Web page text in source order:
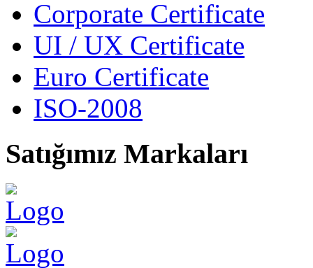
Corporate Certificate
UI / UX Certificate
Euro Certificate
ISO-2008
Satığımız Markaları